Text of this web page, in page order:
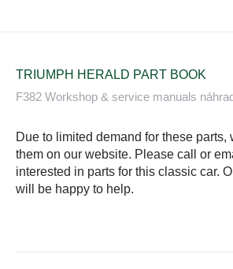
TRIUMPH HERALD PART BOOK
F382 Workshop & service manuals
Due to limited demand for these parts,
them on our website. Please call or
interested in parts for this classic car.
will be happy to help.